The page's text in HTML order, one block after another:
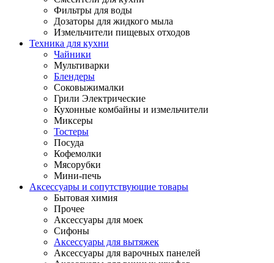
Фильтры для воды
Дозаторы для жидкого мыла
Измельчители пищевых отходов
Техника для кухни
Чайники
Мультиварки
Блендеры
Соковыжималки
Грили Электрические
Кухонные комбайны и измельчители
Миксеры
Тостеры
Посуда
Кофемолки
Мясорубки
Мини-печь
Аксессуары и сопутствующие товары
Бытовая химия
Прочее
Аксессуары для моек
Сифоны
Аксессуары для вытяжек
Аксессуары для варочных панелей